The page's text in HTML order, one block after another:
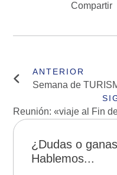
Compartir
Semana de
Reunión: «viaje al Fin
¿Dudas o
Hablemos...